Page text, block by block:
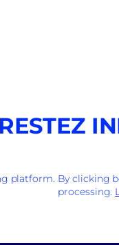
RESTEZ
platform. By clicking
processing.